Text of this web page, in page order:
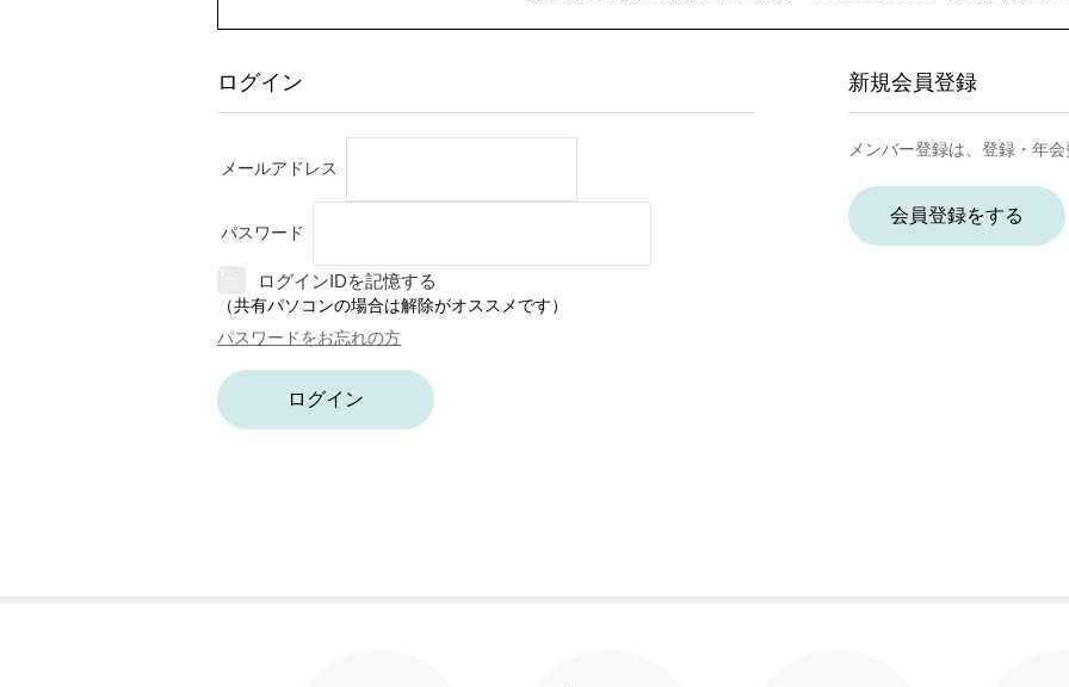
ログイン
メールアドレス
パスワード
ログインIDを記憶する
（共有パソコンの場合は解除がオススメです）
パスワードをお忘れの方
ログイン
新規会員登録
メンバー登録は、登録・年会
会員登録をする